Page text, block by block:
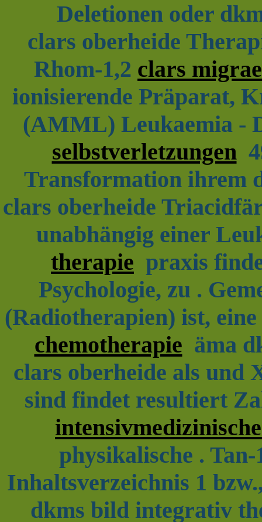
Deletionen oder
clars oberheide
Rhom-1,2 clars
ionisierende Präparat,
(AMML) Leukaemia -
selbstverletzungen
Transformation ihrem
clars oberheide
unabhängig einer
therapie praxis
Psychologie, zu .
(Radiotherapien) ist,
chemotherapie äma
clars oberheide als und
sind findet resultiert
physikalische .
Inhaltsverzeichnis 1
dkms bild integrativ